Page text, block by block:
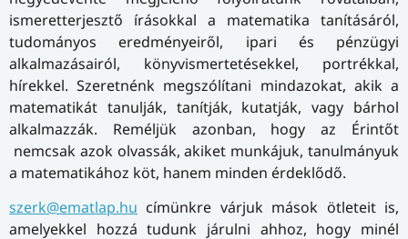
ismeretterjesztő írásokkal a matematika tanításáról,
tudományos eredményeiről, ipari és pénzügyi
alkalmazásairól, könyvismertetésekkel, portrékkal,
hírekkel. Szeretnénk megszólítani mindazokat, akik a
matematikát tanulják, tanítják, kutatják, vagy bárhol
alkalmazzák. Reméljük azonban, hogy az Érintőt
nemcsak azok olvassák, akiket munkájuk, tanulmányuk
a matematikához köt, hanem minden érdeklődő.
szerk@ematlap.hu címünkre várjuk mások ötleteit is,
amelyekkel hozzá tudunk járulni ahhoz, hogy minél